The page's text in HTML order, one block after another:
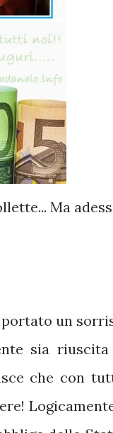
Ma
portato un
sia riuscita
che con